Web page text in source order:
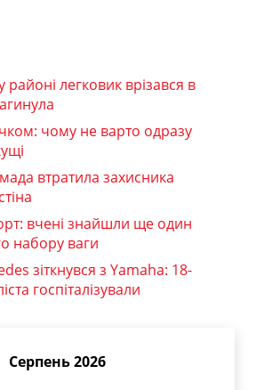
легковик врізався в
чому не варто одразу
втратила захисника
вчені знайшли ще один
набору ваги
зіткнувся з Yamaha: 18-
госпіталізували
Серпень 2026